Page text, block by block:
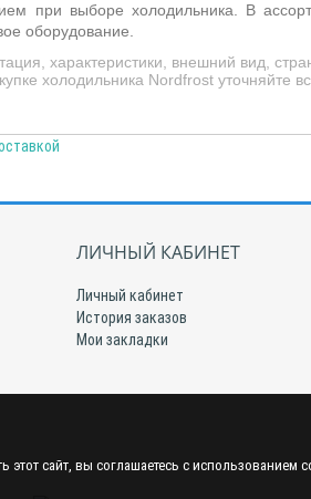
при выборе холодильника. В
оборудование.
характеристики, внешний вид,
холодильника Nordfrost уточняйте
ЛИЧНЫЙ КАБИНЕТ
Личный кабинет
История заказов
Мои закладки
сайт, вы соглашаетесь с использованием